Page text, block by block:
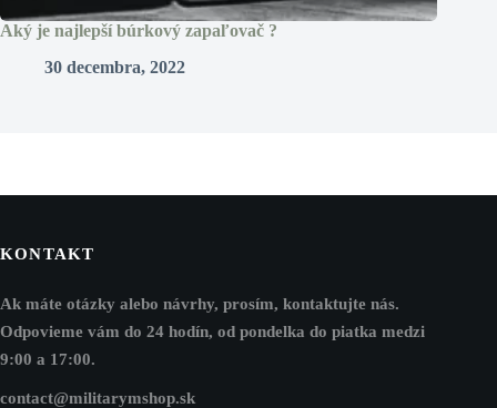
Aký je najlepší búrkový zapaľovač ?
30 decembra, 2022
KONTAKT
Ak máte otázky alebo návrhy, prosím, kontaktujte nás.
Odpovieme vám do 24 hodín, od pondelka do piatka medzi
9:00 a 17:00.
contact@militarymshop.sk